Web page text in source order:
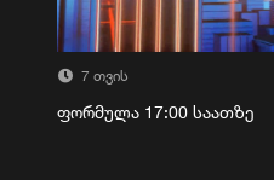
7 თვის
ფორმულა 17:00 საათზე